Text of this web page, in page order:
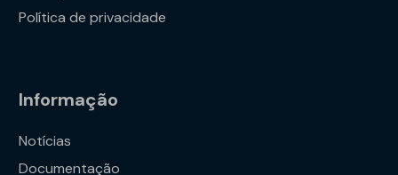
Política de privacidade
Informação
Notícias
Documentação